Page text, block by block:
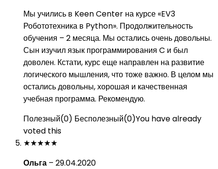
Мы учились в Keen Center на курсе «EV3
Робототехника в Python». Продолжительность
обучения – 2 месяца. Мы остались очень довольны.
Сын изучил язык программирования C и был
доволен. Кстати, курс еще направлен на развитие
логического мышления, что тоже важно. В целом мы
остались довольны, хорошая и качественная
учебная программа. Рекомендую.
Полезный(0) Бесполезный(0)You have already
voted this
★★★★★
Ольга – 29.04.2020